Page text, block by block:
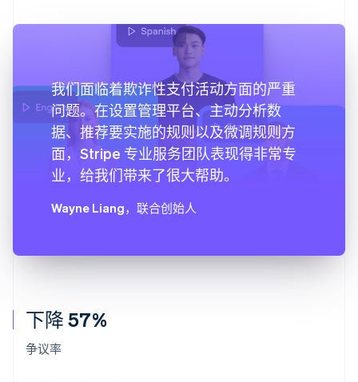
下降 57%
争议率
我们面临着欺诈性支付活动方面的严重
问题。在设置管理平台、主动分析数
据、推荐要实施的规则以及微调规则方
面，Stripe 专业服务团队表现得非常专
业，给我们带来了很大帮助。
Wayne Liang，联合创始人